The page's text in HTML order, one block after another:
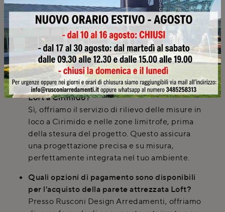
caratterizza per un design moderno e
funzionale, ideale per creare ambienti
contemporanei e dinamici. Offre soluzioni
versatili e integrate per il living, combinando
estetica e praticità.
Rusconi Design Arredamenti offre rilievi
misure a domicilio per la parete attrezzata
Loft a Cirimido?
Sì, offriamo il servizio di rilievo delle misure in
loco a Cirimido e nelle zone limitrofe, prima
della stesura del progetto. Questo assicura
una progettazione precisa e su misura,
perfettamente integrata nel tuo ambiente.
Quali opzioni di pagamento sono disponibili
per l'acquisto della parete attrezzata Loft?
Presso Rusconi Design Arredamenti, offriamo